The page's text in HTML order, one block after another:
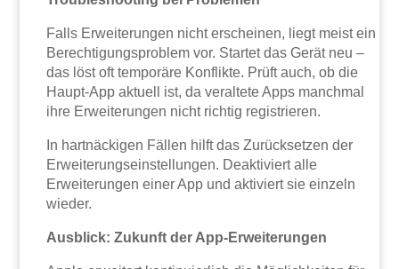
Falls Erweiterungen nicht erscheinen, liegt meist ein
Berechtigungsproblem vor. Startet das Gerät neu –
das löst oft temporäre Konflikte. Prüft auch, ob die
Haupt-App aktuell ist, da veraltete Apps manchmal
ihre Erweiterungen nicht richtig registrieren.
In hartnäckigen Fällen hilft das Zurücksetzen der
Erweiterungseinstellungen. Deaktiviert alle
Erweiterungen einer App und aktiviert sie einzeln
wieder.
Ausblick: Zukunft der App-Erweiterungen